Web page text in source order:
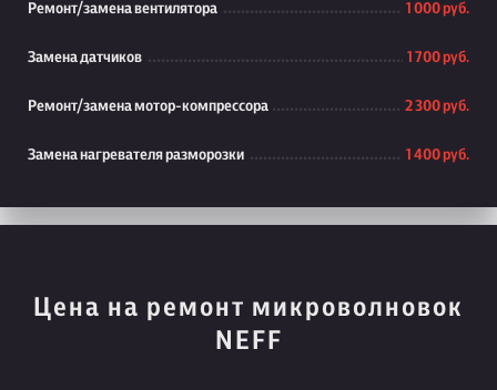
Ремонт/замена вентилятора 1 000 руб.
Замена датчиков 1 700 руб.
Ремонт/замена мотор-компрессора 2 300 руб.
Замена нагревателя разморозки 1 400 руб.
Цена на ремонт микроволновок
NEFF